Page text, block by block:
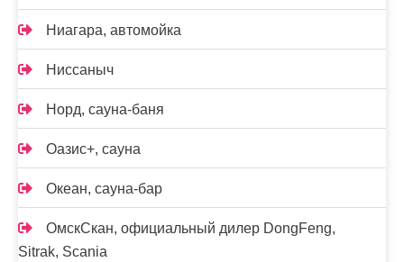
Ниагара, автомойка
Ниссаныч
Норд, сауна-баня
Оазис+, сауна
Океан, сауна-бар
ОмскСкан, официальный дилер DongFeng,
Sitrak, Scania